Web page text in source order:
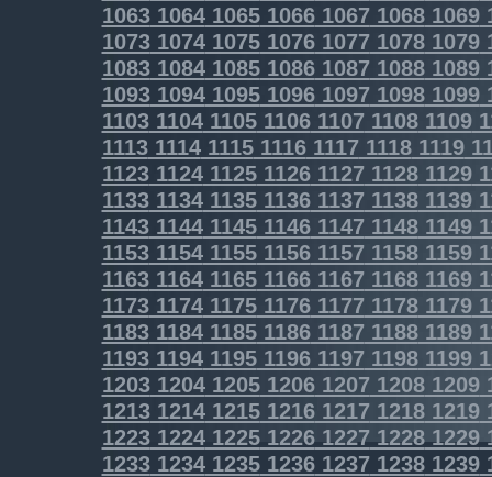
1063106410651066106710681069
1073107410751076107710781079
1083108410851086108710881089
1093109410951096109710981099
1103110411051106110711081109
1113111411151116111711181119
11231124112511261127 11281129
11331134113511361137 11381139
11431144114511461147 11481149
11531154115511561157 11581159
11631164116511661167 11681169
11731174117511761177 11781179
11831184118511861187 11881189
11931194119511961197 11981199
12031204120512061207 12081209
12131214121512161217 12181219
1223122412251226122712281229
1233123412351236123712381239